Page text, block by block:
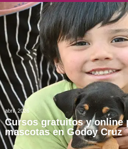
abril, 2026
Cursos gratuitos y online
mascotas en Godoy Cruz